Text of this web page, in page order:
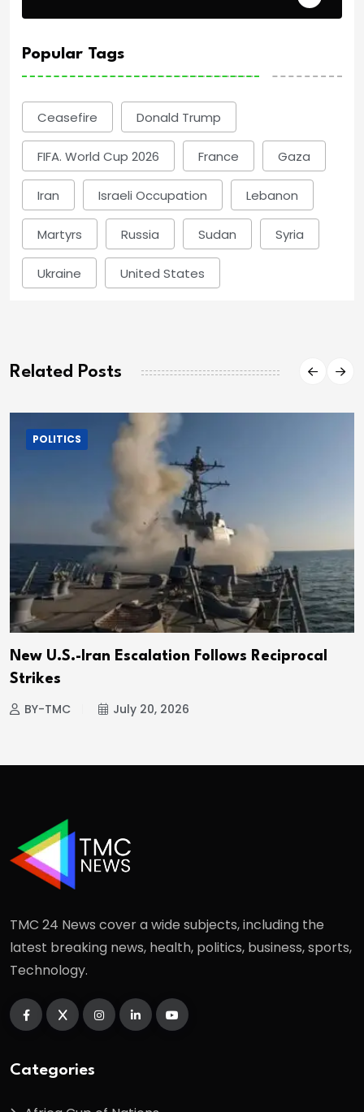
Popular Tags
Ceasefire Donald Trump
FIFA. World Cup 2026 France Gaza
Iran Israeli Occupation Lebanon
Martyrs Russia Sudan Syria
Ukraine United States
Related Posts
POLITICS
New U.S.-Iran Escalation Follows Reciprocal
Strikes
BY-TMC July 20, 2026
TMC 24 News cover a wide subjects, including the
latest breaking news, health, politics, business, sports,
Technology.
Categories